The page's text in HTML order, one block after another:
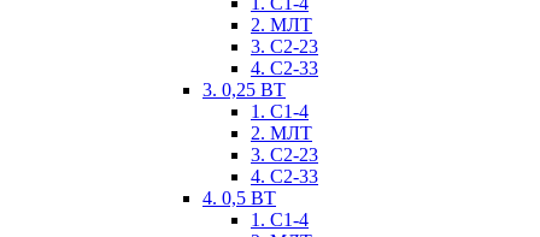
2. МЛТ
3. С2-23
4. С2-33
3. 0,25 ВТ
1. С1-4
2. МЛТ
3. С2-23
4. С2-33
4. 0,5 ВТ
1. С1-4